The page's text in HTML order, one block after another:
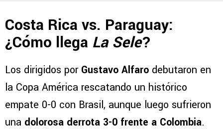
Costa Rica vs. Paraguay:
¿Cómo llega La Sele?
Los dirigidos por Gustavo Alfaro debutaron en
la Copa América rescatando un histórico
empate 0-0 con Brasil, aunque luego sufrieron
una dolorosa derrota 3-0 frente a Colombia.